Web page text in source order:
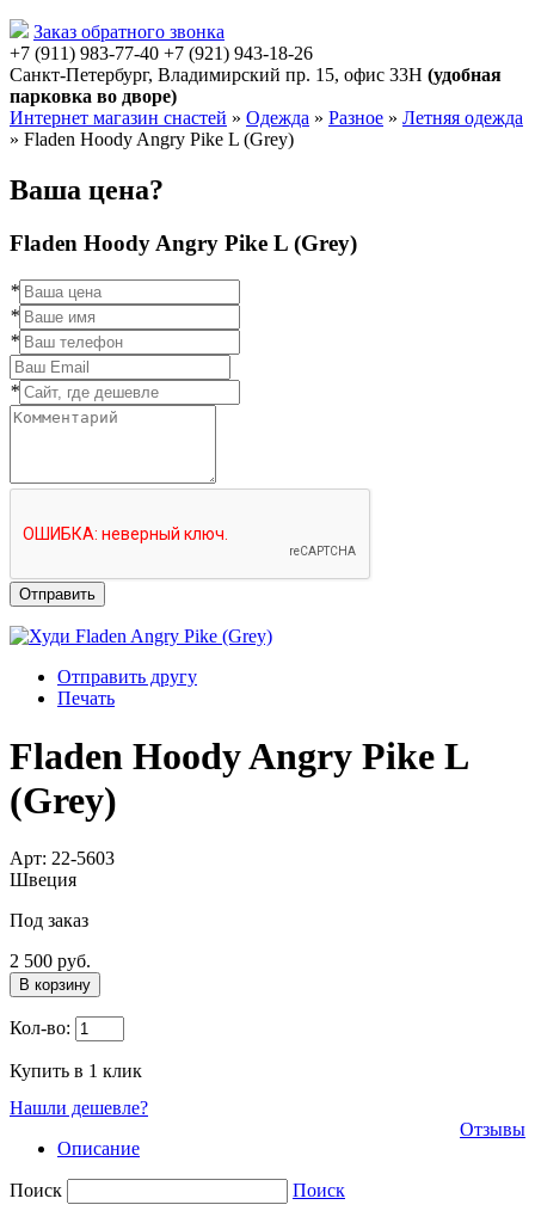
Заказ обратного звонка
+7 (911) 983-77-40 ‭+7 (921) 943-18-26
Санкт-Петербург, Владимирский пр. 15, офис 33Н (удобная
парковка во дворе)
Интернет магазин снастей » Одежда » Разное » Летняя одежда
» Fladen Hoody Angry Pike L (Grey)
Ваша цена?
Fladen Hoody Angry Pike L (Grey)
*
*
*
*
Отправить
Отправить другу
Печать
Fladen Hoody Angry Pike L
(Grey)
Арт: 22-5603
Швеция
Под заказ
2 500 руб.
В корзину
Кол-во:
Купить в 1 клик
Нашли дешевле?
Отзывы
Описание
Поиск Поиск